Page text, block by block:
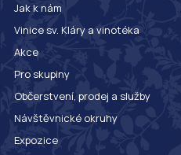
Jak k nám
Vinice sv. Kláry a vinotéka
Akce
Pro skupiny
Občerstvení, prodej a služby
Návštěvnické okruhy
Expozice